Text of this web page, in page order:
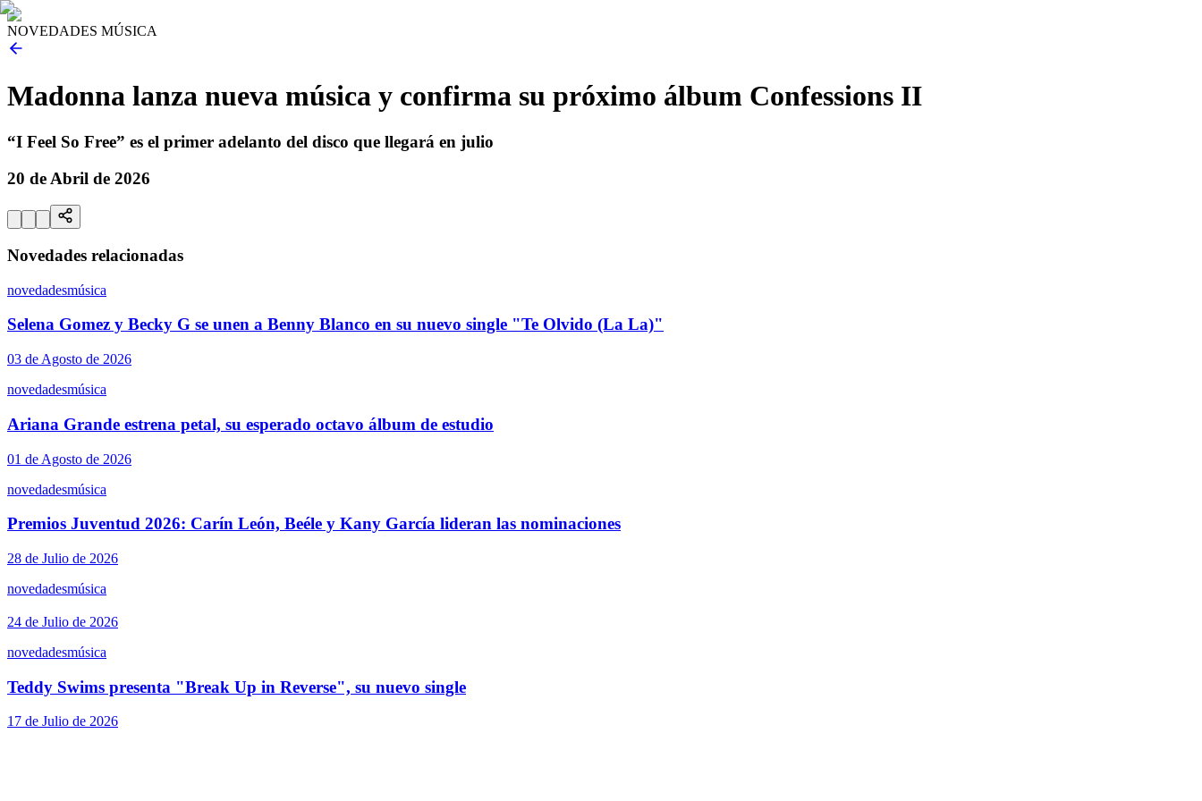
NOVEDADES MÚSICA
Madonna lanza nueva música y confirma su próximo álbum Confessions II
“I Feel So Free” es el primer adelanto del disco que llegará en julio
20 de Abril de 2026
Novedades relacionadas
novedadesmúsica
Selena Gomez y Becky G se unen a Benny Blanco en su nuevo single "Te Olvido (La La)"
03 de Agosto de 2026
novedadesmúsica
Ariana Grande estrena petal, su esperado octavo álbum de estudio
01 de Agosto de 2026
novedadesmúsica
Premios Juventud 2026: Carín León, Beéle y Kany García lideran las nominaciones
28 de Julio de 2026
novedadesmúsica
24 de Julio de 2026
novedadesmúsica
Teddy Swims presenta "Break Up in Reverse", su nuevo single
17 de Julio de 2026